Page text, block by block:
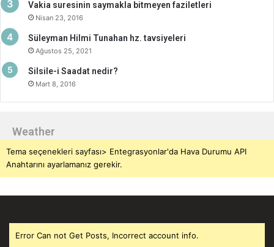
Vakia suresinin saymakla bitmeyen faziletleri
Nisan 23, 2016
Süleyman Hilmi Tunahan hz. tavsiyeleri
Ağustos 25, 2021
Silsile-i Saadat nedir?
Mart 8, 2016
Weather
Tema seçenekleri sayfası> Entegrasyonlar'da Hava Durumu API
Anahtarını ayarlamanız gerekir.
Error Can not Get Posts, Incorrect account info.